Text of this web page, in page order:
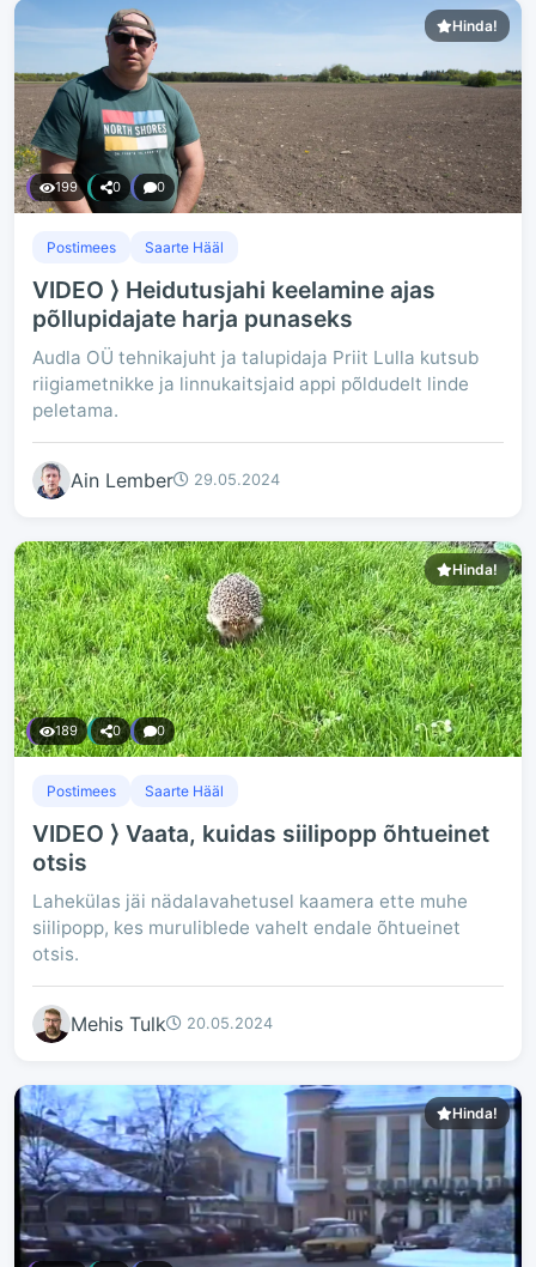
Hinda!
199 0 0
Postimees Saarte Hääl
VIDEO ⟩ Heidutusjahi keelamine ajas
põllupidajate harja punaseks
Audla OÜ tehnikajuht ja talupidaja Priit Lulla kutsub
riigiametnikke ja linnukaitsjaid appi põldudelt linde
peletama.
Ain Lember 29.05.2024
Hinda!
189 0 0
Postimees Saarte Hääl
VIDEO ⟩ Vaata, kuidas siilipopp õhtueinet
otsis
Lahekülas jäi nädalavahetusel kaamera ette muhe
siilipopp, kes muruliblede vahelt endale õhtueinet
otsis.
Mehis Tulk 20.05.2024
Hinda!